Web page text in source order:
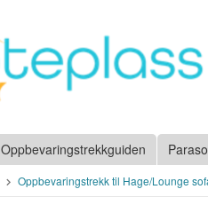
Oppbevaringstrekkguiden
Oppbevaringstrekk til Hage/Lounge